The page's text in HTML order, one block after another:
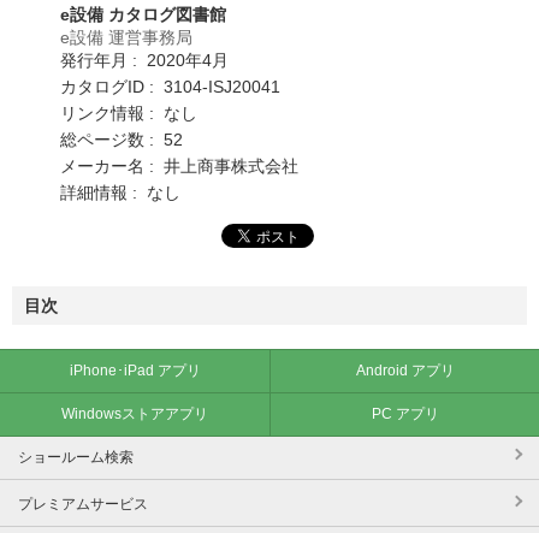
e設備 カタログ図書館
e設備 運営事務局
発行年月 : 2020年4月
カタログID : 3104-ISJ20041
リンク情報 : なし
総ページ数 : 52
メーカー名 : 井上商事株式会社
詳細情報 : なし
目次
iPhone･iPad アプリ Android アプリ
Windowsストアアプリ PC アプリ
ショールーム検索
プレミアムサービス